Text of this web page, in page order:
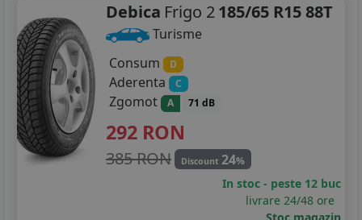
125/80R15
145/65R15
165/60R15
175/55R15
185/55R15
Debica Frigo 2185/65 R15 88T
Turisme
Consum
D
Aderenta C
Zgomot A 71 dB
292 RON
385 RON Discount 24%
In stoc - peste 12 buc
livrare 24/48 ore
Stoc magazin